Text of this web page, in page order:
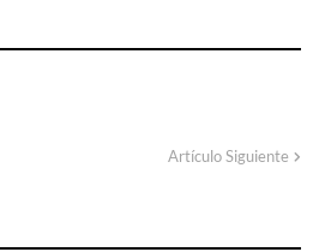
Artículo Siguiente